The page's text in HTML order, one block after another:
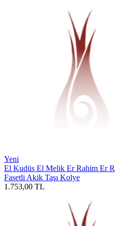
Yeni
El Kudüs El Melik Er Rahim Er
Fasetli Akik Taşı Kolye
1.753,00 TL